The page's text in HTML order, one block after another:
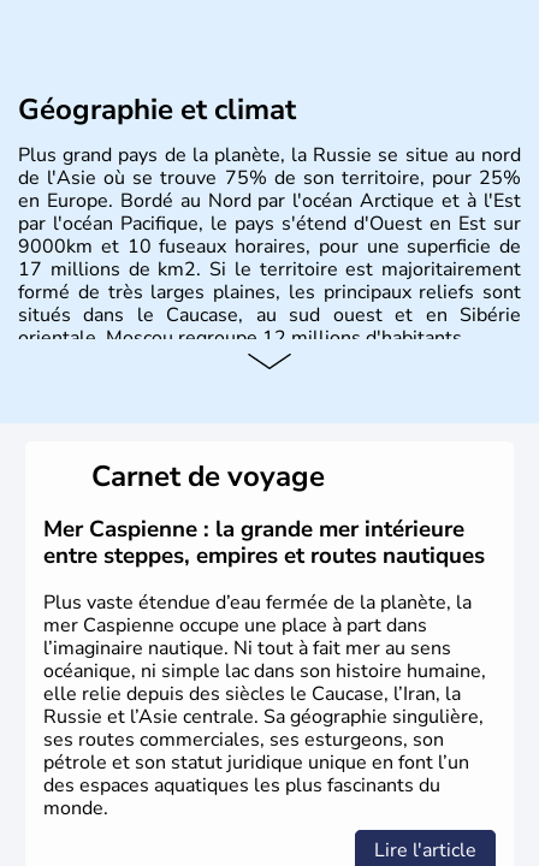
Géographie et climat
Plus grand pays de la planète, la Russie se situe au nord
de l'Asie où se trouve 75% de son territoire, pour 25%
en Europe. Bordé au Nord par l'océan Arctique et à l'Est
par l'océan Pacifique, le pays s'étend d'Ouest en Est sur
9000km et 10 fuseaux horaires, pour une superficie de
17 millions de km2. Si le territoire est majoritairement
formé de très larges plaines, les principaux reliefs sont
situés dans le Caucase, au sud ouest et en Sibérie
orientale. Moscou regroupe 12 millions d'habitants.
Carnet de voyage
Mer Caspienne : la grande mer intérieure
entre steppes, empires et routes nautiques
Plus vaste étendue d’eau fermée de la planète, la
mer Caspienne occupe une place à part dans
l’imaginaire nautique. Ni tout à fait mer au sens
océanique, ni simple lac dans son histoire humaine,
elle relie depuis des siècles le Caucase, l’Iran, la
Russie et l’Asie centrale. Sa géographie singulière,
ses routes commerciales, ses esturgeons, son
pétrole et son statut juridique unique en font l’un
des espaces aquatiques les plus fascinants du
monde.
Lire l'article